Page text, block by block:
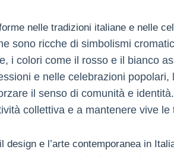
nelle tradizioni italiane e nelle
sono ricche di simbolismi
i colori come il rosso e il bianco
e nelle celebrazioni
il senso di comunità e
collettiva e a mantenere vive le
design e l’arte contemporanea in